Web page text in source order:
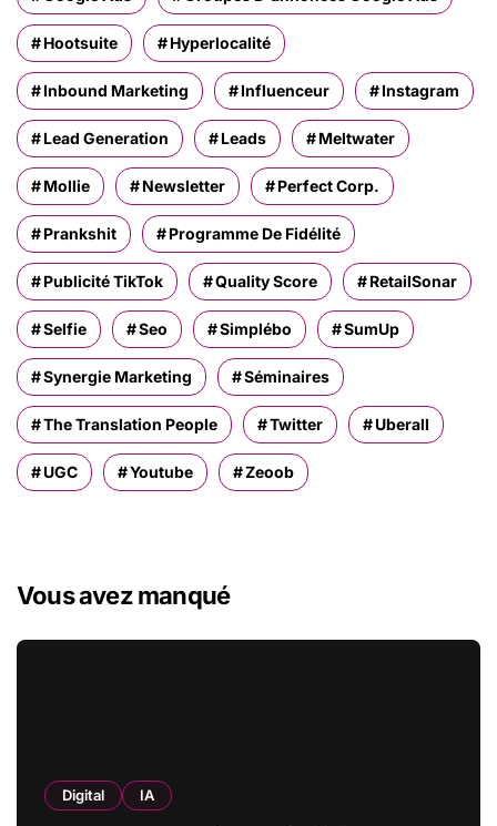
Hootsuite Hyperlocalité
Inbound Marketing Influenceur Instagram
Lead Generation Leads Meltwater
Mollie Newsletter Perfect Corp.
Prankshit Programme De Fidélité
Publicité TikTok Quality Score RetailSonar
Selfie Seo Simplébo SumUp
Synergie Marketing Séminaires
The Translation People Twitter Uberall
UGC Youtube Zeoob
Vous avez manqué
Digital IA